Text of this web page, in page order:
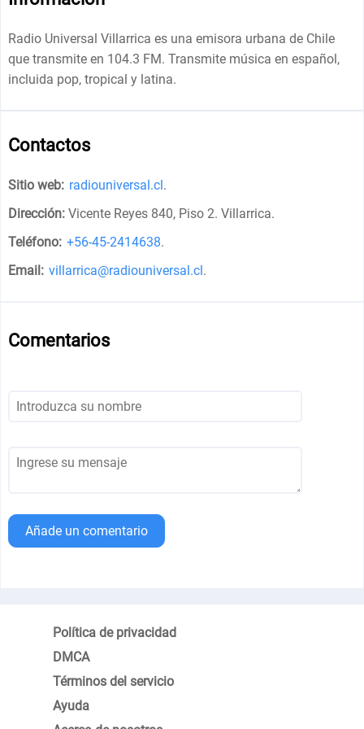
Radio Universal Villarrica es una emisora ​​urbana de Chile
que transmite en 104.3 FM. Transmite música en español,
incluida pop, tropical y latina.
Contactos
Sitio web: radiouniversal.cl.
Dirección: Vicente Reyes 840, Piso 2. Villarrica.
Teléfono: +56-45-2414638.
Email: villarrica@radiouniversal.cl.
Comentarios
Añade un comentario
Política de privacidad
DMCA
Términos del servicio
Ayuda